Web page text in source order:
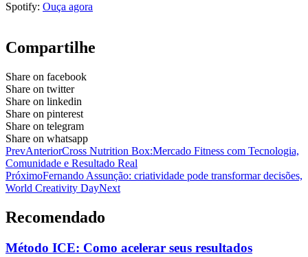
Spotify: Ouça agora
Compartilhe
Share on facebook
Share on twitter
Share on linkedin
Share on pinterest
Share on telegram
Share on whatsapp
PrevAnteriorCross Nutrition Box:Mercado Fitness com Tecnologia,
Comunidade e Resultado Real
PróximoFernando Assunção: criatividade pode transformar decisões,
World Creativity DayNext
Recomendado
Método ICE: Como acelerar seus resultados